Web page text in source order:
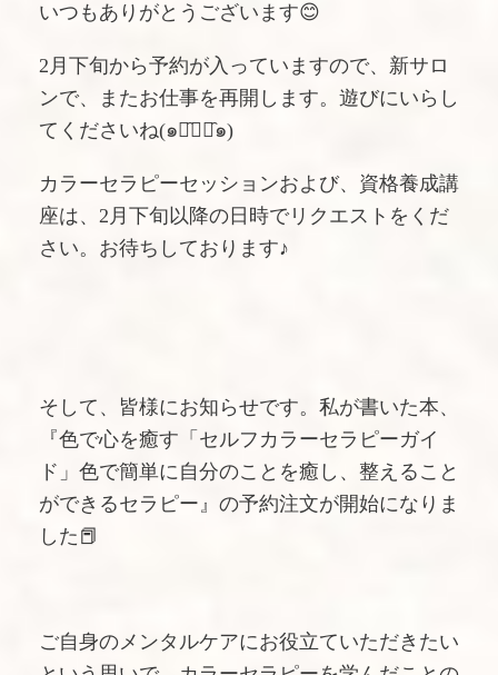
いつもありがとうございます😊
2月下旬から予約が入っていますので、新サロ
ンで、またお仕事を再開します。遊びにいらし
てくださいね(๑･̑◡･̑๑)
カラーセラピーセッションおよび、資格養成講
座は、2月下旬以降の日時でリクエストをくだ
さい。お待ちしております♪
そして、皆様にお知らせです。私が書いた本、
『色で心を癒す「セルフカラーセラピーガイ
ド」色で簡単に自分のことを癒し、整えること
ができるセラピー』の予約注文が開始になりま
した📕
ご自身のメンタルケアにお役立ていただきたい